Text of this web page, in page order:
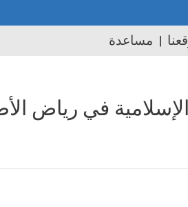
مساعدة
في رياض